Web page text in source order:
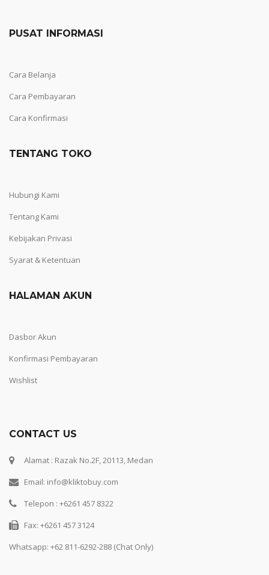
PUSAT INFORMASI
Cara Belanja
Cara Pembayaran
Cara Konfirmasi
TENTANG TOKO
Hubungi Kami
Tentang Kami
Kebijakan Privasi
Syarat & Ketentuan
HALAMAN AKUN
Dasbor Akun
Konfirmasi Pembayaran
Wishlist
CONTACT US
Alamat : Razak No.2F, 20113, Medan
Email: info@kliktobuy.com
Telepon : +6261 457 8322
Fax: +6261 457 3124
Whatsapp: +62 811-6292-288 (Chat Only)